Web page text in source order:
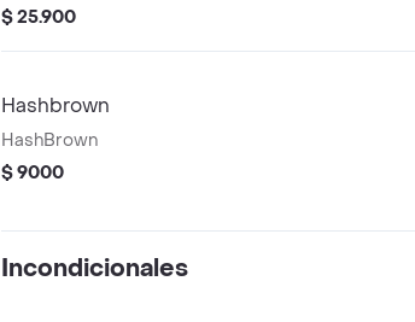
mediano 100% colombiano.
$ 25.900
Hashbrown
HashBrown
$ 9000
Incondicionales